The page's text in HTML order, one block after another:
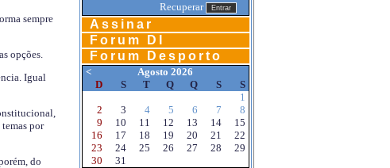
sempre
opções.
Igual
por
do
Recuperar
Assinar
Forum DI
Forum Desporto
<
Agosto 2026
D
S T Q Q S
S
1
2
3 4 5 6 7
8
9
10 11 12 13 14
15
16
17 18 19 20 21
22
23
24 25 26 27 28
29
30
31